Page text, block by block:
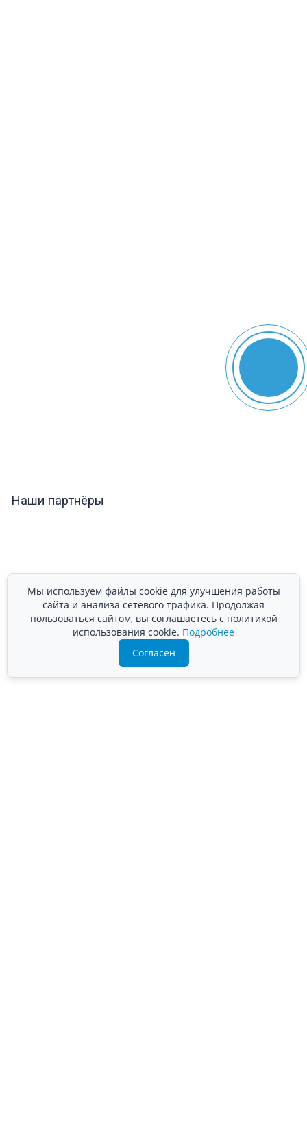
Наши партнёры
Подробно расскажем о наших услугах, видах работ и
Мы используем файлы cookie для улучшения работы
сайта и анализа сетевого трафика. Продолжая
пользоваться сайтом, вы соглашаетесь с политикой
использования cookie. Подробнее
Согласен